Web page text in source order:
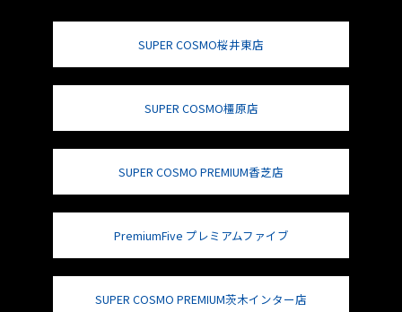
SUPER COSMO桜井東店
SUPER COSMO橿原店
SUPER COSMO PREMIUM香芝店
PremiumFive プレミアムファイブ
SUPER COSMO PREMIUM茨木インター店